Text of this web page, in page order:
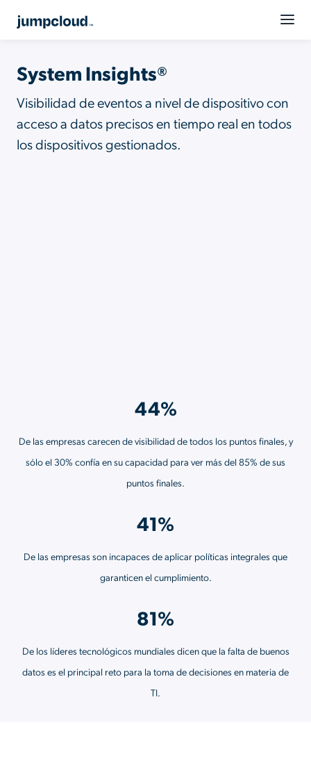
System Insights®
Visibilidad de eventos a nivel de dispositivo con
acceso a datos precisos en tiempo real en todos
los dispositivos gestionados.
44%
De las empresas carecen de visibilidad de todos los puntos finales, y
sólo el 30% confía en su capacidad para ver más del 85% de sus
puntos finales.
41%
De las empresas son incapaces de aplicar políticas integrales que
garanticen el cumplimiento.
81%
De los líderes tecnológicos mundiales dicen que la falta de buenos
datos es el principal reto para la toma de decisiones en materia de
TI.